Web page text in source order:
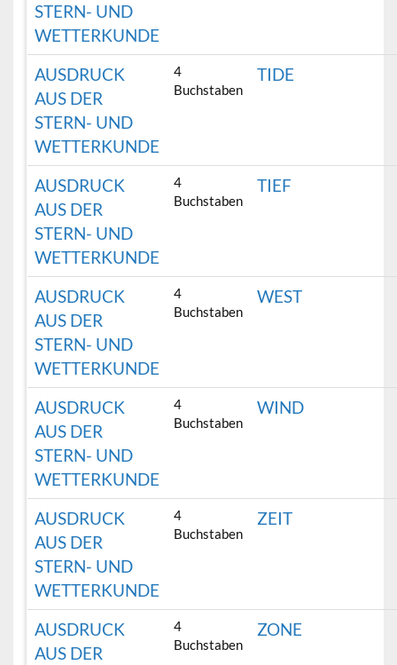
STERN- UND
WETTERKUNDE
AUSDRUCK
AUS DER
STERN- UND
WETTERKUNDE
4
Buchstaben
TIDE
AUSDRUCK
AUS DER
STERN- UND
WETTERKUNDE
4
Buchstaben
TIEF
AUSDRUCK
AUS DER
STERN- UND
WETTERKUNDE
4
Buchstaben
WEST
AUSDRUCK
AUS DER
STERN- UND
WETTERKUNDE
4
Buchstaben
WIND
AUSDRUCK
AUS DER
STERN- UND
WETTERKUNDE
4
Buchstaben
ZEIT
AUSDRUCK
AUS DER
4
Buchstaben
ZONE